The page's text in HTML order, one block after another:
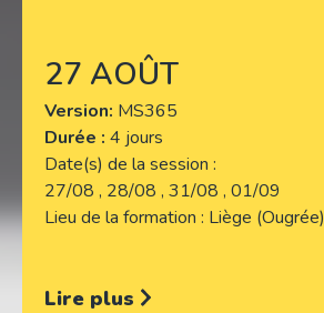
27 AOÛT
Version MS365
Durée : 4 jours
Date(s) de la session
27/08 , 28/08 , 31/08 , 01/09
Lieu de la formation Liège (Ougrée)
Lire plus